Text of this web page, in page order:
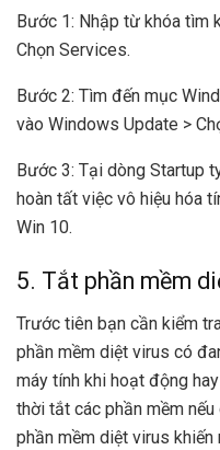
Bước 1: Nhập từ khóa tìm
Chọn Services.
Bước 2: Tìm đến mục
vào Windows Update >
Bước 3: Tại dòng Startup
hoàn tất việc vô hiệu hóa
Win 10.
5. Tắt phần mềm
Trước tiên bạn cần kiểm
phần mềm diệt virus có
máy tính khi hoạt động
thời tắt các phần mềm
phần mềm diệt virus